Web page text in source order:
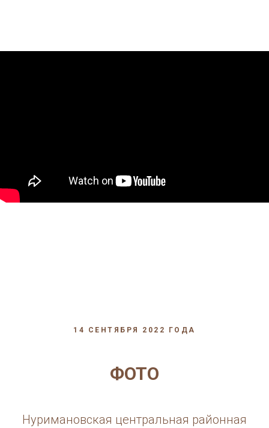
14 СЕНТЯБРЯ 2022 ГОДА
ФОТО
Нуримановская центральная районная